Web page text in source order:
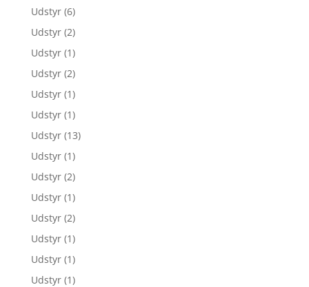
Udstyr (6)
Udstyr (2)
Udstyr (1)
Udstyr (2)
Udstyr (1)
Udstyr (1)
Udstyr (13)
Udstyr (1)
Udstyr (2)
Udstyr (1)
Udstyr (2)
Udstyr (1)
Udstyr (1)
Udstyr (1)